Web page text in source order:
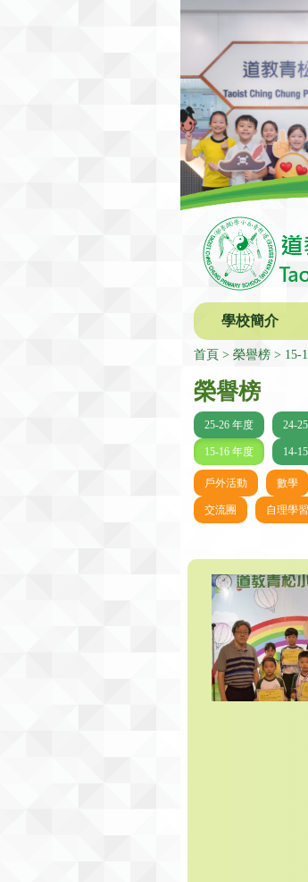
學校簡介
首頁 榮譽榜 15-
榮譽榜
25-26 年度 24-
15-16 年度 14-
戶外活動 數學
交流團 自理學習